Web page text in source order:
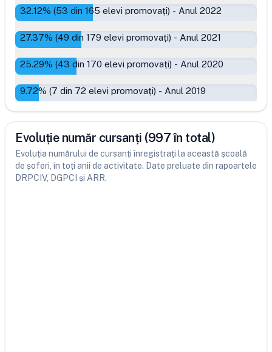
32.12% (53 din 165 elevi promovați) - Anul 2022
27.37% (49 din 179 elevi promovați) - Anul 2021
25.29% (43 din 170 elevi promovați) - Anul 2020
9.72% (7 din 72 elevi promovați) - Anul 2019
Evoluție număr cursanți (997 în total)
Evoluția numărului de cursanți înregistrați la această școală
de șoferi, în toți anii de activitate. Date preluate din rapoartele
DRPCIV, DGPCI și ARR.